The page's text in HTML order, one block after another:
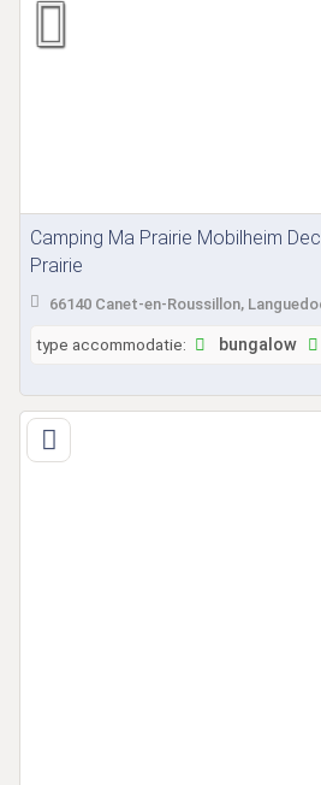
Camping Ma Prairie Mobilheim
Prairie
66140 Canet-en-Roussillon,
type accommodatie: bungalow